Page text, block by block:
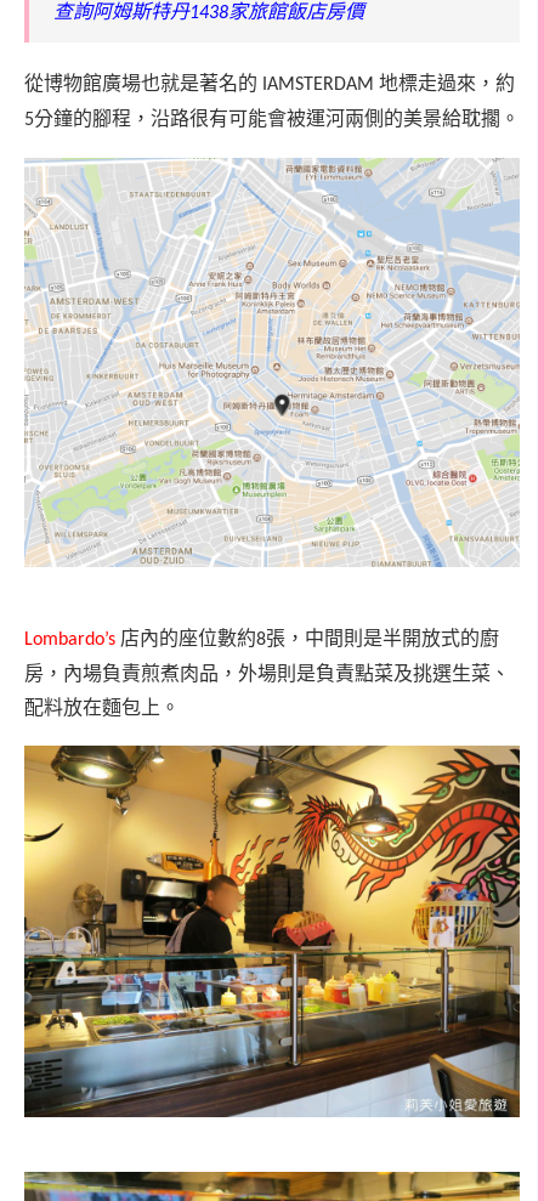
查詢阿姆斯特丹1438家旅館飯店房價
從博物館廣場也就是著名的 IAMSTERDAM 地標走過來，約
5分鐘的腳程，沿路很有可能會被運河兩側的美景給耽擱。
Lombardo’s 店內的座位數約8張，中間則是半開放式的廚
房，內場負責煎煮肉品，外場則是負責點菜及挑選生菜、
配料放在麵包上。